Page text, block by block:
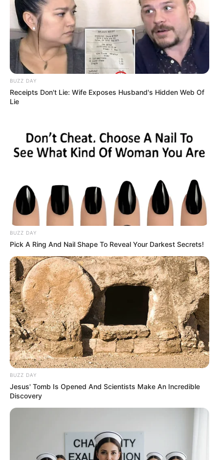
Langka Banget! 10 Pose Lucu
Katak yang Bikin Ketawa
Gemes
Ambyar! 10 Kalimat Baper
Pakai Bahasa Jawa Ini Bikin
Galau Abis
Fail! 10 Potret Makanan Gagal
Dimasak yang Bikin Kamu
Nggak Selera
Mainstream yang Konyol
BUZZ DAY
Receipts Don't Lie: Wife Exposes Husband's Hidden Web Of
Lie
BUZZ DAY
Pick A Ring And Nail Shape To Reveal Your Darkest Secrets!
BUZZ DAY
Jesus' Tomb Is Opened And Scientists Make An Incredible
Discovery